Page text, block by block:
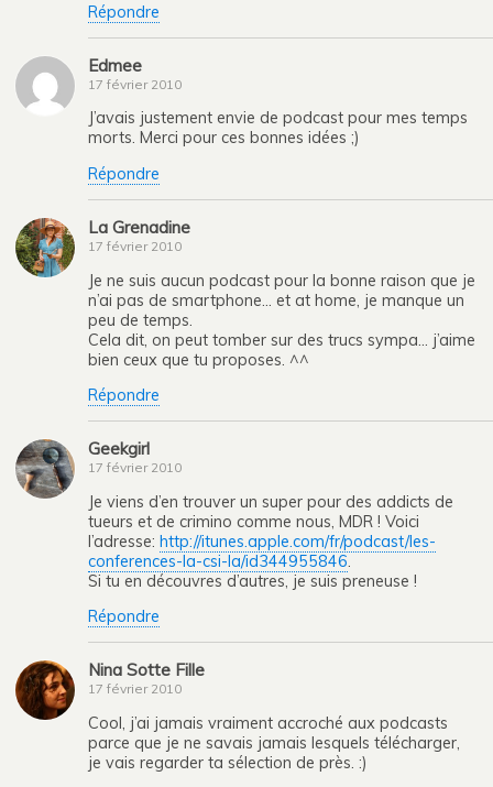
Répondre
Edmee
17 février 2010
J’avais justement envie de podcast pour mes temps
morts. Merci pour ces bonnes idées ;)
Répondre
La Grenadine
17 février 2010
Je ne suis aucun podcast pour la bonne raison que je
n’ai pas de smartphone… et at home, je manque un
peu de temps.
Cela dit, on peut tomber sur des trucs sympa… j’aime
bien ceux que tu proposes. ^^
Répondre
Geekgirl
17 février 2010
Je viens d’en trouver un super pour des addicts de
tueurs et de crimino comme nous, MDR ! Voici
l’adresse: http://itunes.apple.com/fr/podcast/les-
conferences-la-csi-la/id344955846.
Si tu en découvres d’autres, je suis preneuse !
Répondre
Nina Sotte Fille
17 février 2010
Cool, j’ai jamais vraiment accroché aux podcasts
parce que je ne savais jamais lesquels télécharger,
je vais regarder ta sélection de près. :)